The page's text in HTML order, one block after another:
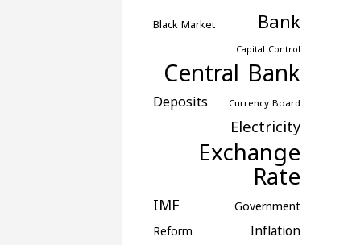
Bank
Black Market
Capital Control
Central Bank
Currency Board
Deposits
Electricity
Exchange
Rate
Government
IMF
Inflation
Reform